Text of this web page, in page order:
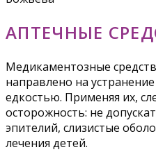
АПТЕЧНЫЕ
Медикаментозные
направлено на
едкостью. Применяя их,
осторожность: не
эпителий, слизистые
лечения детей.